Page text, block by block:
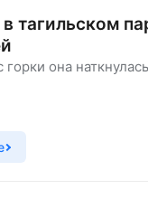
тагильском
горки она